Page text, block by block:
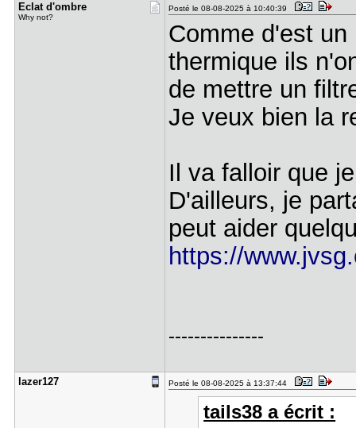
Eclat d'om​bre
Why not?
Posté le 08-08-2025 à 10:40:39
Comme d'est
thermique ils
de mettre un
Je veux bien la
Il va falloir que
D'ailleurs, je
peut aider
https://
---------------
lazer127 Posté le 08-08-2025 à 13:37:44
tails38 a écrit :